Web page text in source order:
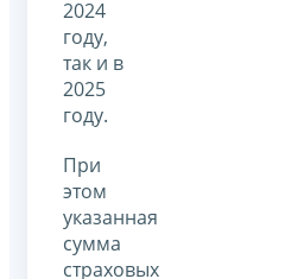
2024
году,
так и в
2025
году.
При
этом
указанная
сумма
страховых